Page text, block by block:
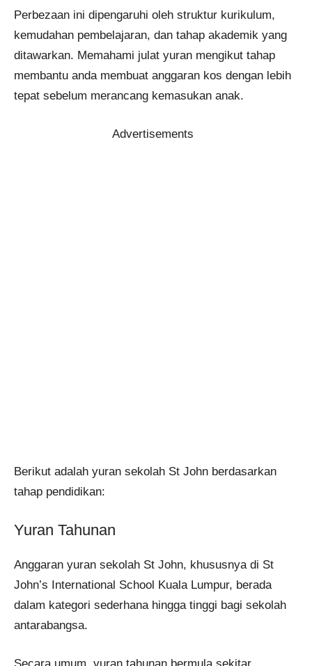
Perbezaan ini dipengaruhi oleh struktur kurikulum,
kemudahan pembelajaran, dan tahap akademik yang
ditawarkan. Memahami julat yuran mengikut tahap
membantu anda membuat anggaran kos dengan lebih
tepat sebelum merancang kemasukan anak.
Advertisements
Berikut adalah yuran sekolah St John berdasarkan
tahap pendidikan:
Yuran Tahunan
Anggaran yuran sekolah St John, khususnya di St
John’s International School Kuala Lumpur, berada
dalam kategori sederhana hingga tinggi bagi sekolah
antarabangsa.